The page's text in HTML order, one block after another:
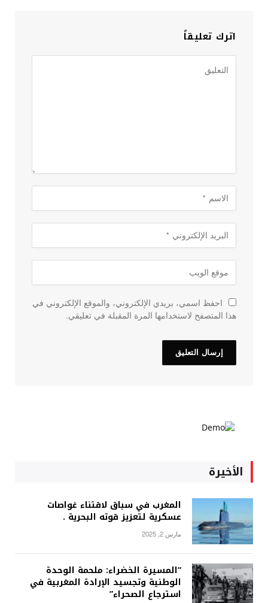
اترك تعليقاً
احفظ اسمي، بريدي الإلكتروني، والموقع الإلكتروني في
هذا المتصفح لاستخدامها المرة المقبلة في تعليقي.
الأخيرة
المغرب في سباق لاقتناء غواصات
عسكرية لتعزيز قوته البحرية .
مارس 2, 2025
“المسيرة الخضراء: ملحمة الوحدة
الوطنية وتجسيد الإرادة المغربية في
استرجاع الصحراء”